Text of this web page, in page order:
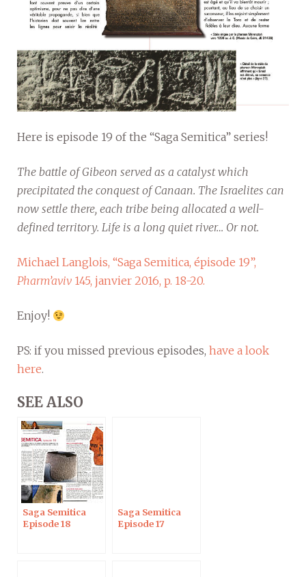
Here is episode 19 of the “Saga Semitica” series!
The battle of Gibeon served as a catalyst which
precipitated the conquest of Canaan. The Israelites can
now settle there, each tribe being allocated a well-
defined territory. Life is a long quiet river… Or not.
Michael Langlois, “Saga Semitica, épisode 19”,
Pharm’aviv 145, janvier 2016, p. 18-20.
Enjoy!
PS: if you missed previous episodes, have a look
here.
SEE ALSO
Saga Semitica
Episode 18
Saga Semitica
Episode 17